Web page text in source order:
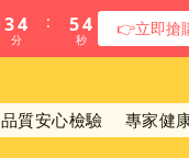
3
2
4
3
0
分
:
5
4
1
0
4
3
0
秒
👉立即搶
品質安心檢驗 專家健